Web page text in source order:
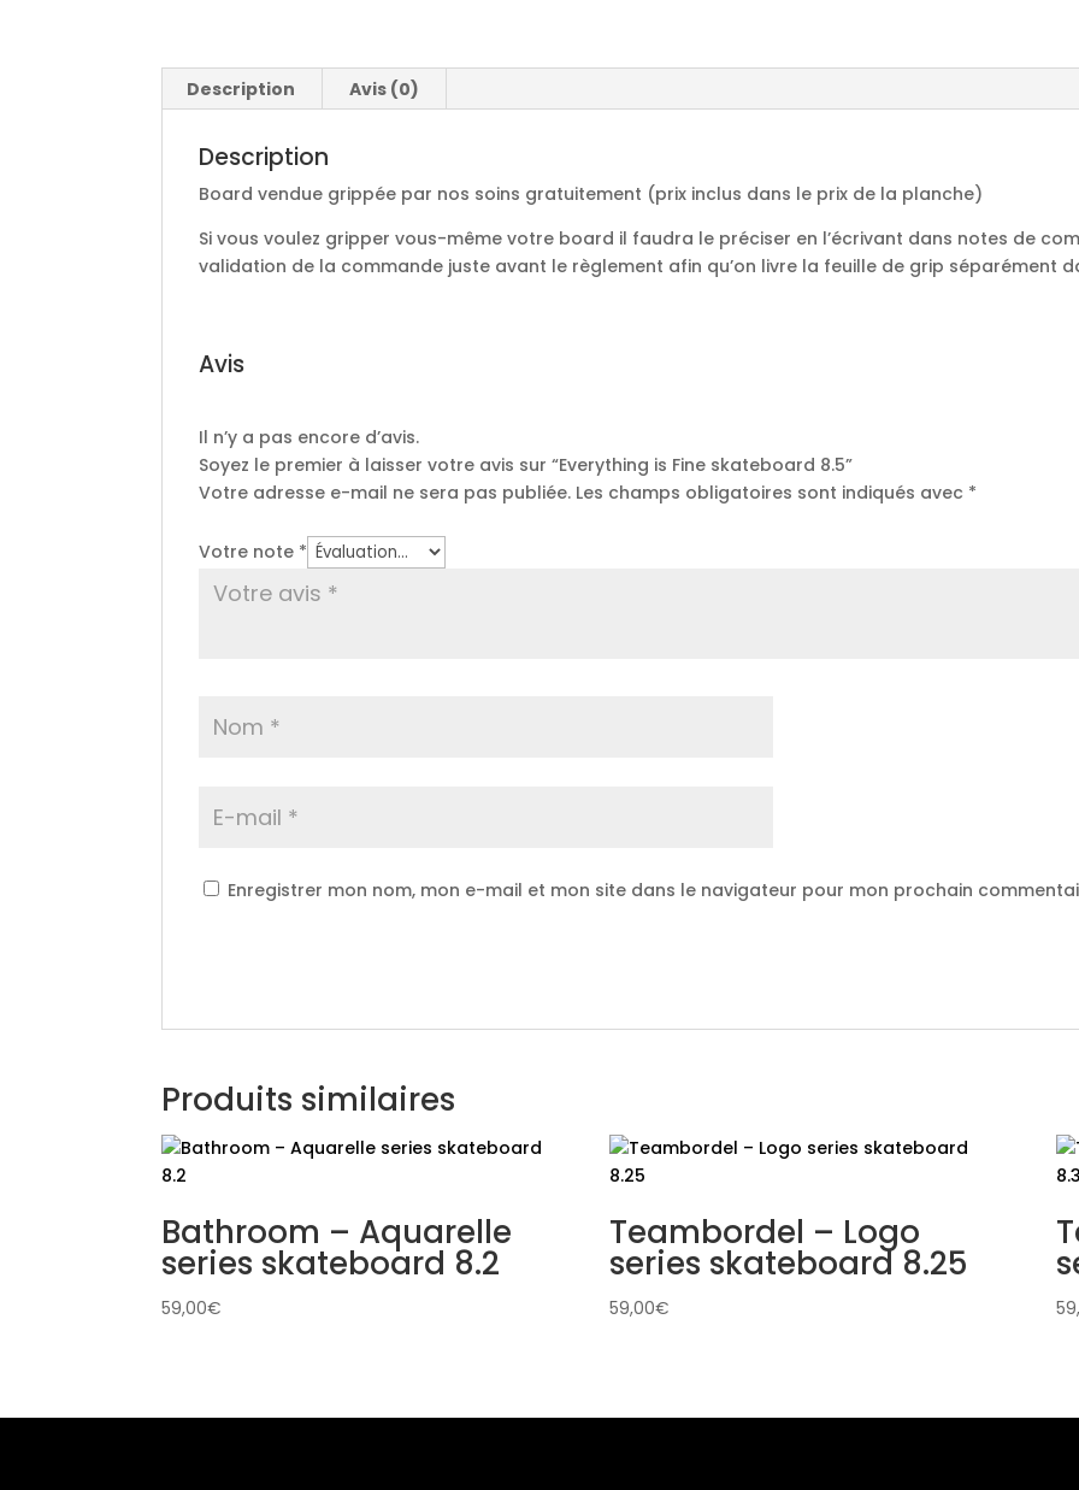
Description Avis (0)
Description
Board vendue grippée par nos soins gratuitement (prix inclus dans le prix de la planche)
Si vous voulez gripper vous-même votre board il faudra le préciser en l’écrivant dans notes de
validation de la commande juste avant le règlement afin qu’on livre la feuille de grip séparément
Avis
Il n’y a pas encore d’avis.
Soyez le premier à laisser votre avis sur “Everything is Fine skateboard 8.5”
Votre adresse e-mail ne sera pas publiée. Les champs obligatoires sont indiqués avec *
Votre note *
Enregistrer mon nom, mon e-mail et mon site dans le navigateur pour mon prochain
Produits similaires
Bathroom – Aquarelle
series skateboard 8.2
59,00€
Teambordel – Logo
series skateboard 8.25
59,00€